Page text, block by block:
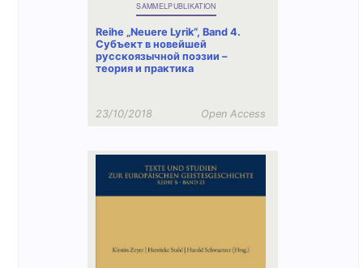
SAMMELPUBLIKATION
Reihe „Neuere Lyrik“, Band 4.
Субъект в новейшей
русскоязычной поэзии –
теория и практика
23/10/2018 Open Access